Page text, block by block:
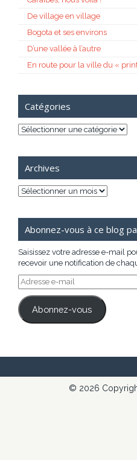
De village en village
Bogota et ses environs
D’une vallée à l’autre
En route pour la ville du «
Catégories
Catégories
Archives
Archives
Abonnez-vous à ce blog
Saisissez votre adresse e-mail
recevoir une notification de
Adresse
e-
mail
Abonnez-vous
© 2026